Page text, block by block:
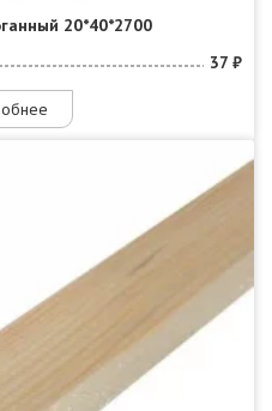
20*40*2700
37 ₽